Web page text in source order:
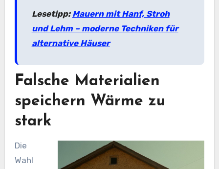
Lesetipp: Mauern mit Hanf, Stroh
und Lehm – moderne Techniken für
alternative Häuser
Falsche Materialien
speichern Wärme zu
stark
Die
Wahl